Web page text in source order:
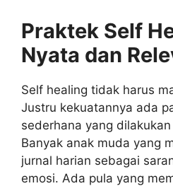
Praktek Self
Nyata dan
Self healing tidak harus
Justru kekuatannya ada
sederhana yang
Banyak anak muda yang
jurnal harian sebagai
emosi. Ada pula yang